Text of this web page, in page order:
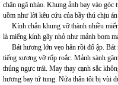
chân ngã nhào. Khung ảnh bay vào
uồm như lời kêu cứu của bầy thú chịu
Kính chắn khung vỡ thành nhiều
là miểng kính gãy nhỏ như mảnh bom
Bát hương lớn vẹo hẳn rồi đổ ập. Bát
tiếng xương vỡ rốp roắc. Mảnh sành
thủng ngực trái. May thay cạnh sắc
hương bay tứ tung. Nửa thân tôi bị vùi